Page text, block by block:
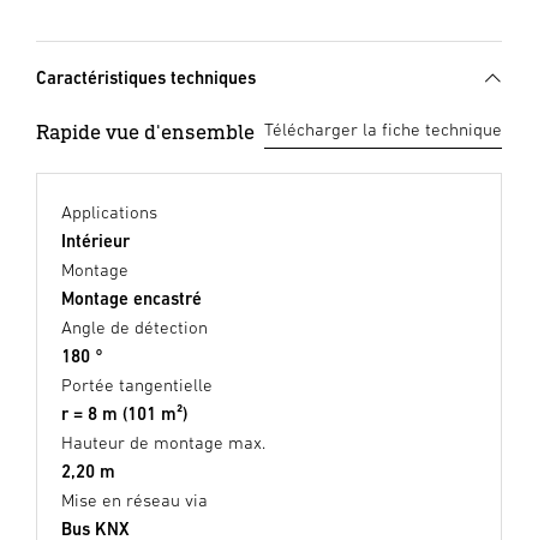
Caractéristiques techniques
Rapide vue d'ensemble Télécharger la fiche technique
Applications
Intérieur
Montage
Montage encastré
Angle de détection
180 °
Portée tangentielle
r = 8 m (101 m²)
Hauteur de montage max.
2,20 m
Mise en réseau via
Bus KNX